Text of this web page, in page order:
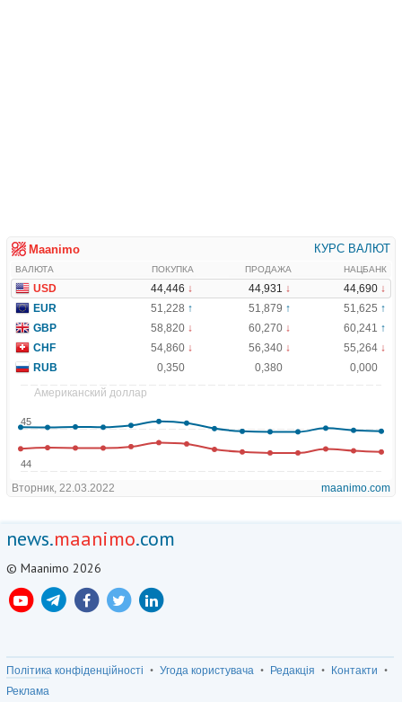
news.maanimo.com
© Maanimo 2026
Політика конфіденційності Угода користувача Редакція
Контакти
Реклама